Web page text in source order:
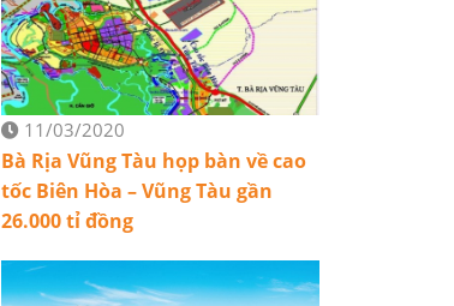
11/03/2020
Bà Rịa Vũng Tàu họp bàn về cao
tốc Biên Hòa – Vũng Tàu gần
26.000 tỉ đồng